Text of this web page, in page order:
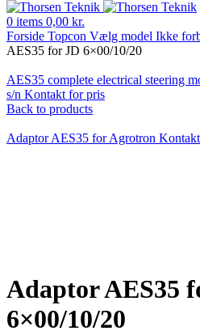
0 items 0,00 kr.
Forside Topcon Vælg model Ikke
AES35 for JD 6×00/10/20
AES35 complete electrical steering
s/n Kontakt for pris
Back to products
Adaptor AES35 for Agrotron
Adaptor AES35
6×00/10/20